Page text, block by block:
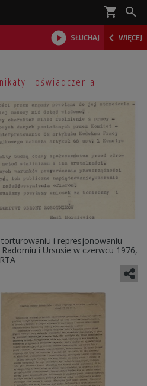
shopping_cart 
 SŁUCHAJ  WIĘCEJ

i oświadczenia
i represjonowaniu
i Ursusie w czerwcu 1976,